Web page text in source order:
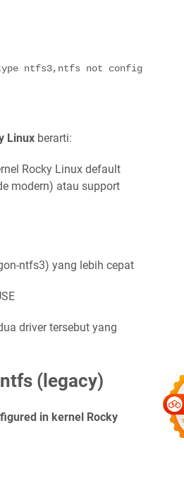
ntfs3,ntfs not configured in
Linux berarti:
Rocky Linux default
modern) atau support
ntfs3) yang lebih cepat
driver tersebut yang
(legacy)
in kernel Rocky